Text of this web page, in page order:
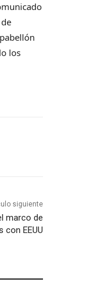
los
siguiente
marco de
con EEUU